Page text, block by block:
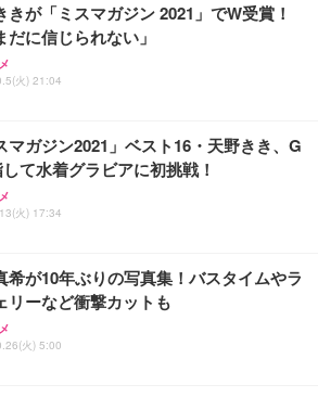
きが「ミスマガジン 2021」でW受賞！
だに信じられない」
火) 21:04
マガジン2021」ベスト16・天野きき、G
て水着グラビアに初挑戦！
火) 17:34
希が10年ぶりの写真集！バスタイムやラ
リーなど衝撃カットも
火) 5:00